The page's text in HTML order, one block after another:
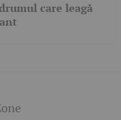
care leagă